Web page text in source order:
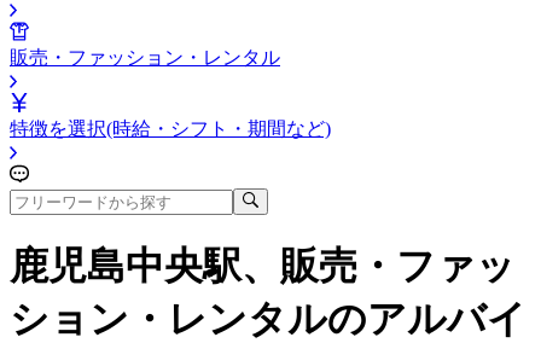
販売・ファッション・レンタル
特徴を選択(時給・シフト・期間など)
鹿児島中央駅、販売・ファッ
ション・レンタルのアルバイ